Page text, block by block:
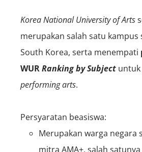
Korea National University of Arts
merupakan salah satu kampus
South Korea, serta menempati
WURRanking by Subject
performing arts.
Persyaratan beasiswa:
Merupakan warga negara
mitra AMA+, salah